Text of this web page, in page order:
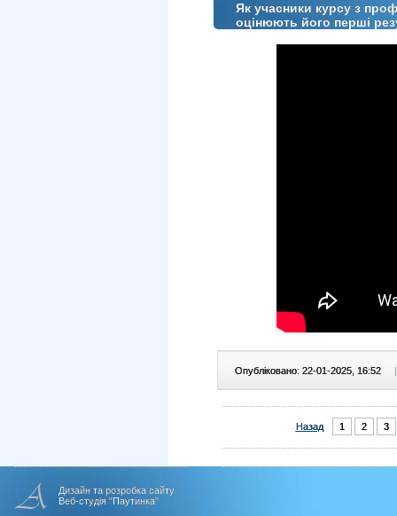
Як учасники курсу з
оцінюють його перші
Опубліковано: 22-01-2025, 16:52 |
Назад 1 2 3
Дизайн та розробка сайту
Веб-студія "Паутинка"